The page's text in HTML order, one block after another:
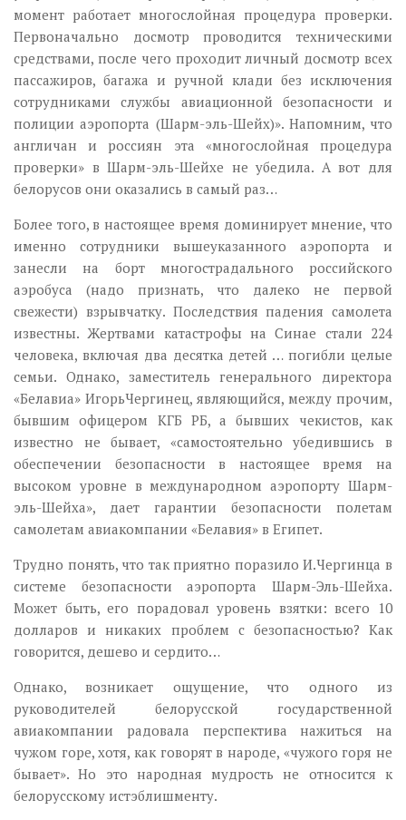
момент работает многослойная процедура проверки.
Первоначально досмотр проводится техническими
средствами, после чего проходит личный досмотр всех
пассажиров, багажа и ручной клади без исключения
сотрудниками службы авиационной безопасности и
полиции аэропорта (Шарм-эль-Шейх)». Напомним, что
англичан и россиян эта «многослойная процедура
проверки» в Шарм-эль-Шейхе не убедила. А вот для
белорусов они оказались в самый раз…
Более того, в настоящее время доминирует мнение, что
именно сотрудники вышеуказанного аэропорта и
занесли на борт многострадального российского
аэробуса (надо признать, что далеко не первой
свежести) взрывчатку. Последствия падения самолета
известны. Жертвами катастрофы на Синае стали 224
человека, включая два десятка детей … погибли целые
семьи. Однако, заместитель генерального директора
«Белавиа» ИгорьЧергинец, являющийся, между прочим,
бывшим офицером КГБ РБ, а бывших чекистов, как
известно не бывает, «самостоятельно убедившись в
обеспечении безопасности в настоящее время на
высоком уровне в международном аэропорту Шарм-
эль-Шейха», дает гарантии безопасности полетам
самолетам авиакомпании «Белавия» в Египет.
Трудно понять, что так приятно поразило И.Чергинца в
системе безопасности аэропорта Шарм-Эль-Шейха.
Может быть, его порадовал уровень взятки: всего 10
долларов и никаких проблем с безопасностью? Как
говорится, дешево и сердито…
Однако, возникает ощущение, что одного из
руководителей белорусской государственной
авиакомпании радовала перспектива нажиться на
чужом горе, хотя, как говорят в народе, «чужого горя не
бывает». Но это народная мудрость не относится к
белорусскому истэблишменту.